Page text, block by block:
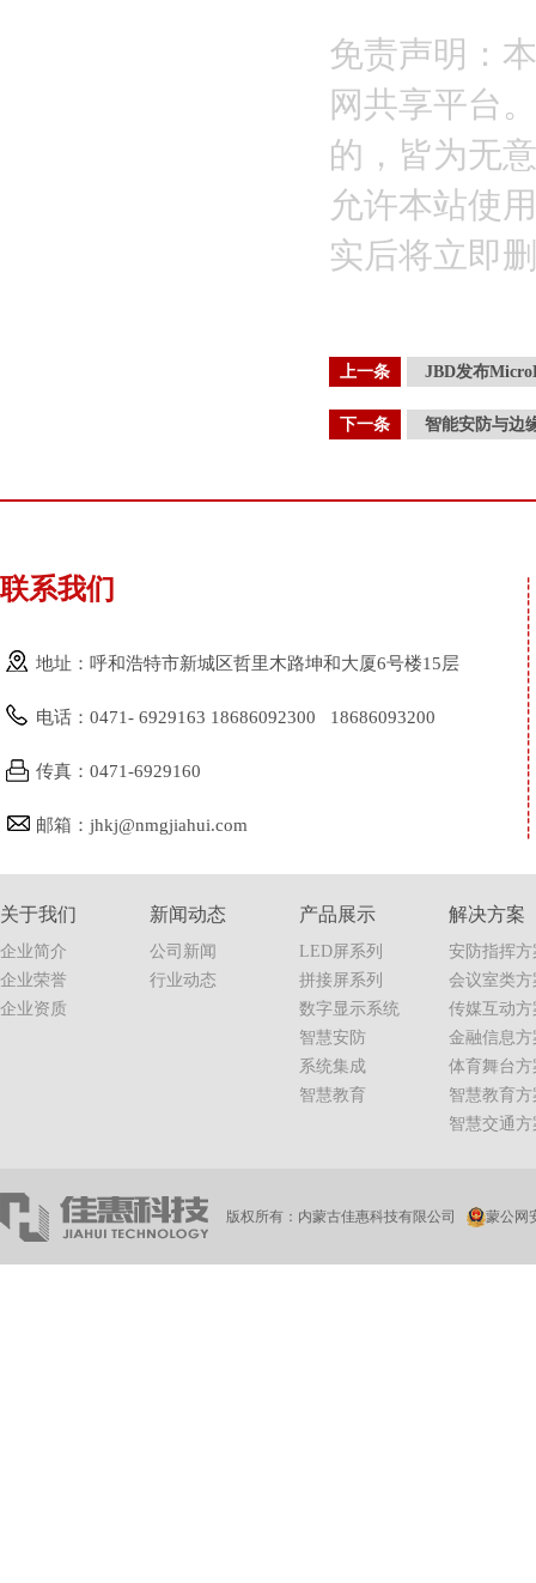
免责声明：
网共享平台
的，皆为无
允许本站使
实后将立即
上一条 JBD发布
下一条 智能安防与边
联系我们
地址：呼和浩特市新城区哲里木路坤和大厦6号楼15层
电话：0471- 6929163 18686092300 18686093200
传真：0471-6929160
邮箱：jhkj@nmgjiahui.com
关于我们
企业简介
企业荣誉
企业资质
新闻动态
公司新闻
行业动态
产品展示
LED屏系列
拼接屏系列
数字显示系统
智慧安防
系统集成
智慧教育
解决方案
安防指挥方
会议室类方
传媒互动方
金融信息方
体育舞台方
智慧教育方
智慧交通方
版权所有：内蒙古佳惠科技有限公司 蒙公网